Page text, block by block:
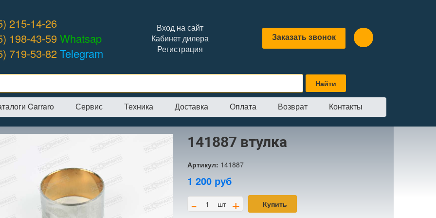
215-14-26
198-43-59Whatsap
719-53-82Telegram
Вход на сайт
Кабинет дилера
Регистрация
Заказать звонок
Carraro Сервис Техника Доставка Оплата Возврат Контакты
→Интернет-магазин →CARRARO Втулки→141887 втулка
141887 втулка
Артикул: 141887
1 200 руб
- шт + Купить